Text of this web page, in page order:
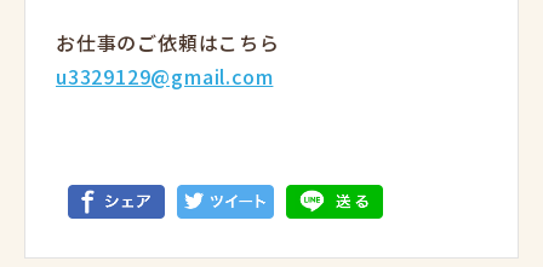
お仕事のご依頼はこちら
u3329129@gmail.com